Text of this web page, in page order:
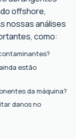
offshore,
nossas análises
como:
estão
da máquina?
danos no